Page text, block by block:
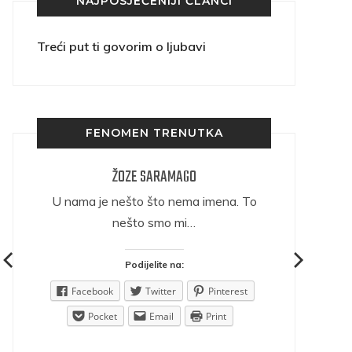
Treći put ti govorim o ljubavi
FENOMEN TRENUTKA
ŽOZE SARAMAGO
U nama je nešto što nema imena. To
nešto smo mi…
Podijelite na:
Facebook Twitter
Pinterest
Pocket
Email Print